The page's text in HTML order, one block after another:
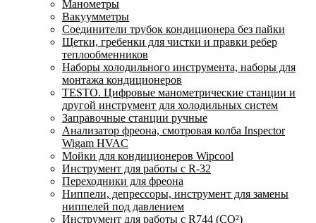
Манометры
Вакуумметры
Соединители трубок кондиционера без пайки
Щетки, гребенки для чистки и правки ребер
теплообменников
Наборы холодильного инструмента, наборы для
монтажа кондиционеров
TESTO. Цифровые манометрические станции и
другой инструмент для холодильных систем
Заправочные станции ручные
Анализатор фреона, смотровая колба Inspector
Wigam HVAC
Мойки для кондиционеров Wipcool
Инструмент для работы с R-32
Переходники для фреона
Ниппели, депрессоры, инструмент для замены
ниппелей под давлением
Инструмент для работы с R744 (CO²)